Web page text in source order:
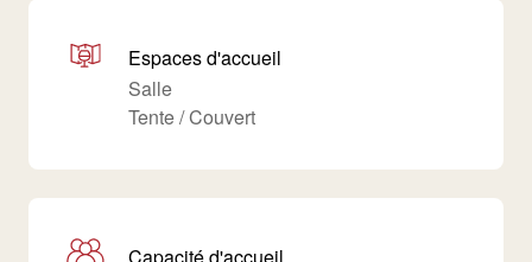
Espaces d'accueil
Salle
Tente / Couvert